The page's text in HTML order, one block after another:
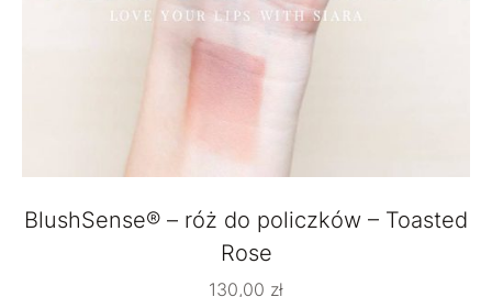
BlushSense® – róż do policzków – Toasted
Rose
130,00 zł